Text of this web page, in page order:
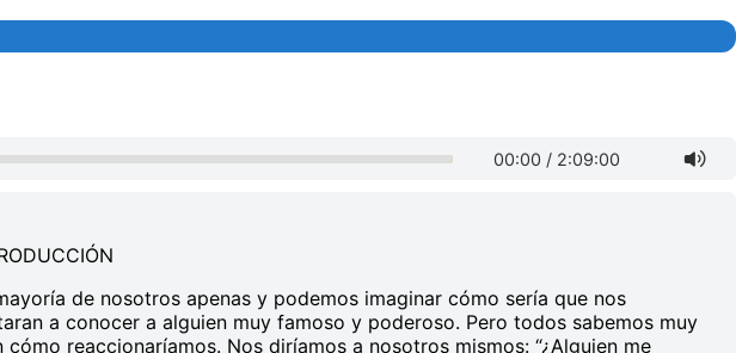
00:00 / 2:09:00
de nosotros apenas y podemos imaginar cómo sería que nos
a conocer a alguien muy famoso y poderoso. Pero todos sabemos muy
cómo reaccionaríamos. Nos diríamos a nosotros mismos: “¿Alguien me